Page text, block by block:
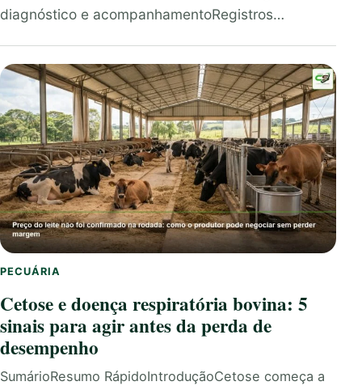
diagnóstico e acompanhamentoRegistros…
PECUÁRIA
Cetose e doença respiratória bovina: 5
sinais para agir antes da perda de
desempenho
SumárioResumo RápidoIntroduçãoCetose começa a